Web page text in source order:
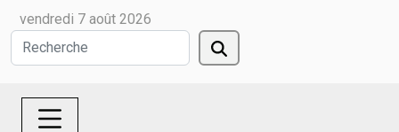
vendredi 7 août 2026